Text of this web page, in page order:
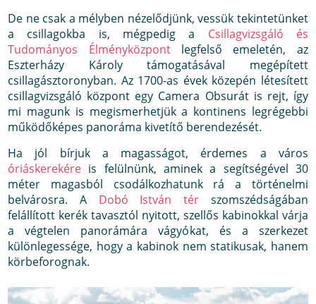
De ne csak a mélyben nézelődjünk, vessük tekintetünket
a csillagokba is, mégpedig a Csillagvizsgáló és
Tudományos Élményközpontlegfelső emeletén, az
Eszterházy Károly támogatásával megépített
csillagásztoronyban. Az 1700-as évek közepén létesített
csillagvizsgáló központ egy Camera Obsurát is rejt, így
mi magunk is megismerhetjük a kontinens legrégebbi
működőképes panoráma kivetítő berendezését.
Ha jól bírjuk a magasságot, érdemes a város
óriáskerekére is felülnünk, aminek a segítségével 30
méter magasból csodálkozhatunk rá a történelmi
belvárosra. A Dobó István tér szomszédságában
felállított kerék tavasztól nyitott, szellős kabinokkal várja
a végtelen panorámára vágyókat, és a szerkezet
különlegessége, hogy a kabinok nem statikusak, hanem
körbeforognak.